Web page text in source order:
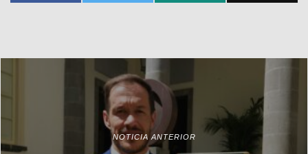
NOTICIA ANTERIOR